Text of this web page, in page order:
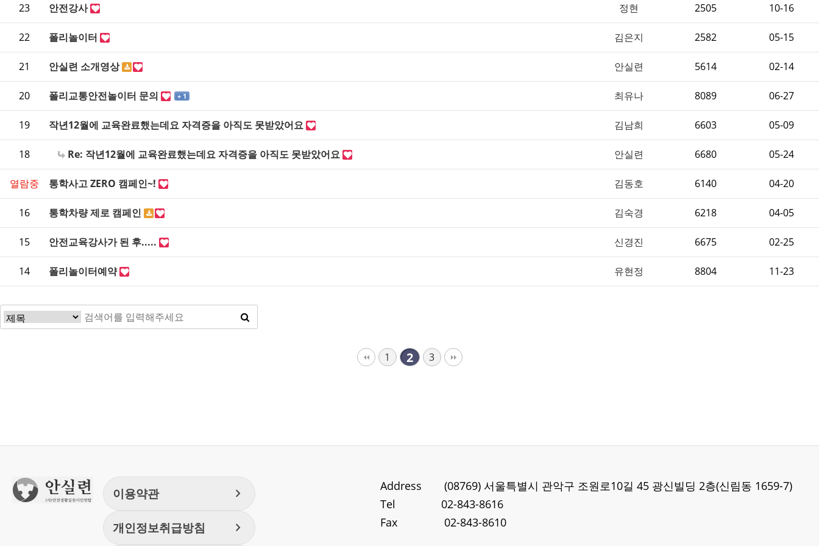
23 안전강사 정현 2505 10-16
22 폴리놀이터 김은지 2582 05-15
21 안실련 소개영상 안실련 5614 02-14
20 폴리교통안전놀이터 문의 + 1 최유나 8089 06-27
19 작년12월에 교육완료했는데요 자격증을 아직도 못받았어요 김남희 6603 05-09
18 Re: 작년12월에 교육완료했는데요 자격증을 아직도 못받았어요 안실련 6680 05-24
열람중 통학사고 ZERO 캠페인~! 김동호 6140 04-20
16 통학차량 제로 캠페인 김숙경 6218 04-05
15 안전교육강사가 된 후..... 신경진 6675 02-25
14 폴리놀이터예약 유현정 8804 11-23
1 2 3
이용약관 chevron_right
개인정보취급방침 chevron_right
Address
(08769) 서울특별시 관악구 조원로10길 45 광신빌딩 2층(신림동 1659-7)
Tel
02-843-8616
Fax
02-843-8610